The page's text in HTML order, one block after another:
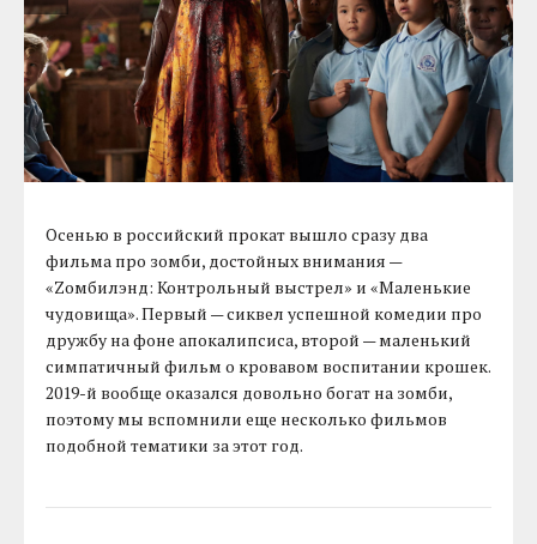
Осенью в российский прокат вышло сразу два
фильма про зомби, достойных внимания —
«Zомбилэнд: Контрольный выстрел» и «Маленькие
чудовища». Первый — сиквел успешной комедии про
дружбу на фоне апокалипсиса, второй — маленький
симпатичный фильм о кровавом воспитании крошек.
2019-й вообще оказался довольно богат на зомби,
поэтому мы вспомнили еще несколько фильмов
подобной тематики за этот год.